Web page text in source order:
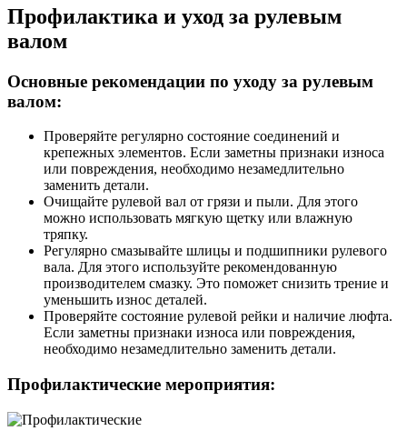
Профилактика и уход за рулевым
валом
Основные рекомендации по уходу за рулевым
валом:
Проверяйте регулярно состояние соединений и
крепежных элементов. Если заметны признаки износа
или повреждения, необходимо незамедлительно
заменить детали.
Очищайте рулевой вал от грязи и пыли. Для этого
можно использовать мягкую щетку или влажную
тряпку.
Регулярно смазывайте шлицы и подшипники рулевого
вала. Для этого используйте рекомендованную
производителем смазку. Это поможет снизить трение и
уменьшить износ деталей.
Проверяйте состояние рулевой рейки и наличие люфта.
Если заметны признаки износа или повреждения,
необходимо незамедлительно заменить детали.
Профилактические мероприятия: